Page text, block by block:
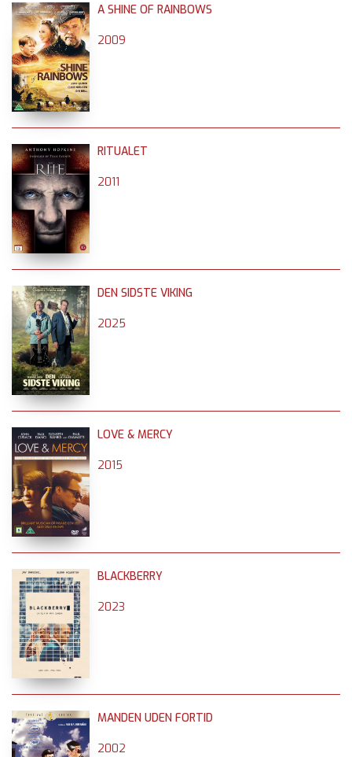
A SHINE OF RAINBOWS
2009
RITUALET
2011
DEN SIDSTE VIKING
2025
LOVE & MERCY
2015
BLACKBERRY
2023
MANDEN UDEN FORTID
2002